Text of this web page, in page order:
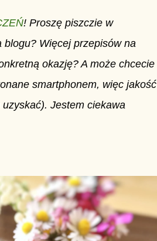
! Proszę piszczie w
Więcej przepisów na
okazję? A może chcecie
smartphonem, więc jakość
Jestem ciekawa